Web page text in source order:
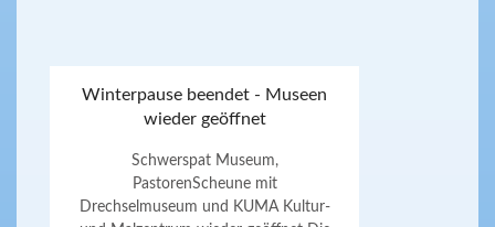
Winterpause beendet - Museen
wieder geöffnet
Schwerspat Museum,
PastorenScheune mit
Drechselmuseum und KUMA Kultur-